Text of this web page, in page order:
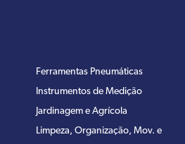
Ferramentas Pneumáticas
Instrumentos de Medição
Jardinagem e Agrícola
Limpeza, Organização, Mov. e